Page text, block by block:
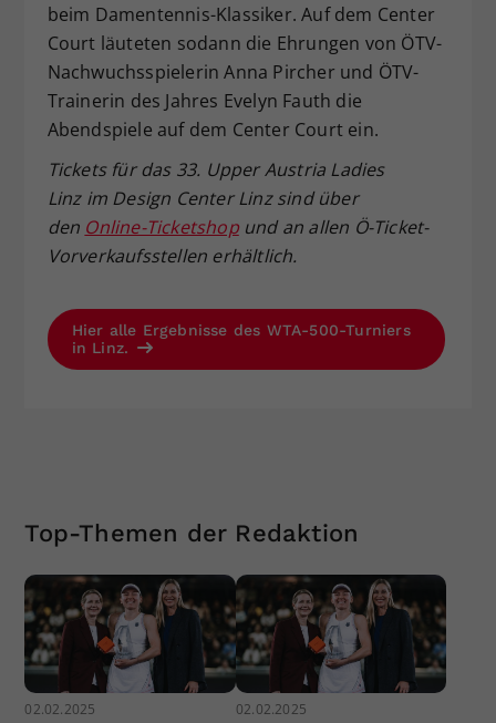
beim Damentennis-Klassiker. Auf dem Center
Court läuteten sodann die Ehrungen von ÖTV-
Nachwuchsspielerin Anna Pircher und ÖTV-
Trainerin des Jahres Evelyn Fauth die
Abendspiele auf dem Center Court ein.
Tickets für das 33. Upper Austria Ladies
Linz im Design Center Linz sind über
den Online-Ticketshopund an allen Ö-Ticket-
Vorverkaufsstellen erhältlich.
Hier alle Ergebnisse des WTA-500-Turniers
in Linz.
Top-Themen der Redaktion
02.02.2025 02.02.2025